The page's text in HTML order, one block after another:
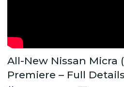
All-New Nissan Micra
Premiere – Full Details